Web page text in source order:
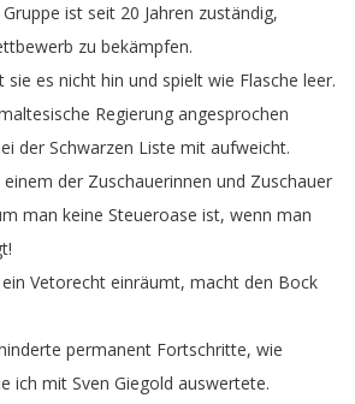
Gruppe ist seit 20 Jahren zuständig,
zu bekämpfen.
sie es nicht hin und spielt wie Flasche leer.
Regierung angesprochen
der Schwarzen Liste mit aufweicht.
einem der Zuschauerinnen und Zuschauer
man keine Steueroase ist, wenn man
!
ein Vetorecht einräumt, macht den Bock
permanent Fortschritte, wie
ich mit Sven Giegold auswertete.